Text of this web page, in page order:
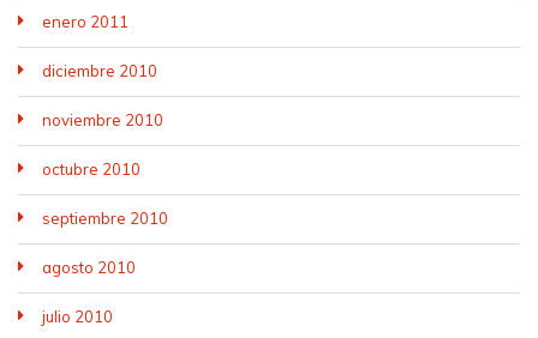
enero 2011
diciembre 2010
noviembre 2010
octubre 2010
septiembre 2010
agosto 2010
julio 2010